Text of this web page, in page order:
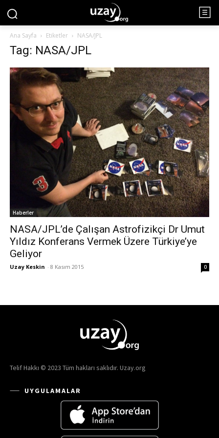
Ana Sayfa Etiketler NASA/JPL
Tag: NASA/JPL
Haberler
NASA/JPL’de Çalışan Astrofizikçi Dr Umut
Yıldız Konferans Vermek Üzere Türkiye’ye
Geliyor
Uzay Keskin - 8 Kasım 2015 0
Telif Hakkı © 2023 Tüm hakları saklıdır. Uzay.org
UYGULAMALAR